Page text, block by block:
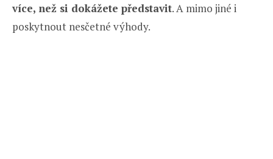
více, než si dokážete představit. A mimo jiné i
poskytnout nesčetné výhody.